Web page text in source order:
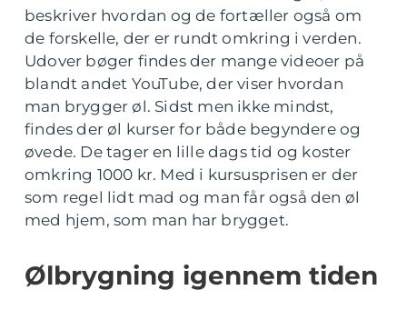
beskriver hvordan og de fortæller også om
de forskelle, der er rundt omkring i verden.
Udover bøger findes der mange videoer på
blandt andet YouTube, der viser hvordan
man brygger øl. Sidst men ikke mindst,
findes der øl kurser for både begyndere og
øvede. De tager en lille dags tid og koster
omkring 1000 kr. Med i kursusprisen er der
som regel lidt mad og man får også den øl
med hjem, som man har brygget.
Ølbrygning igennem tiden